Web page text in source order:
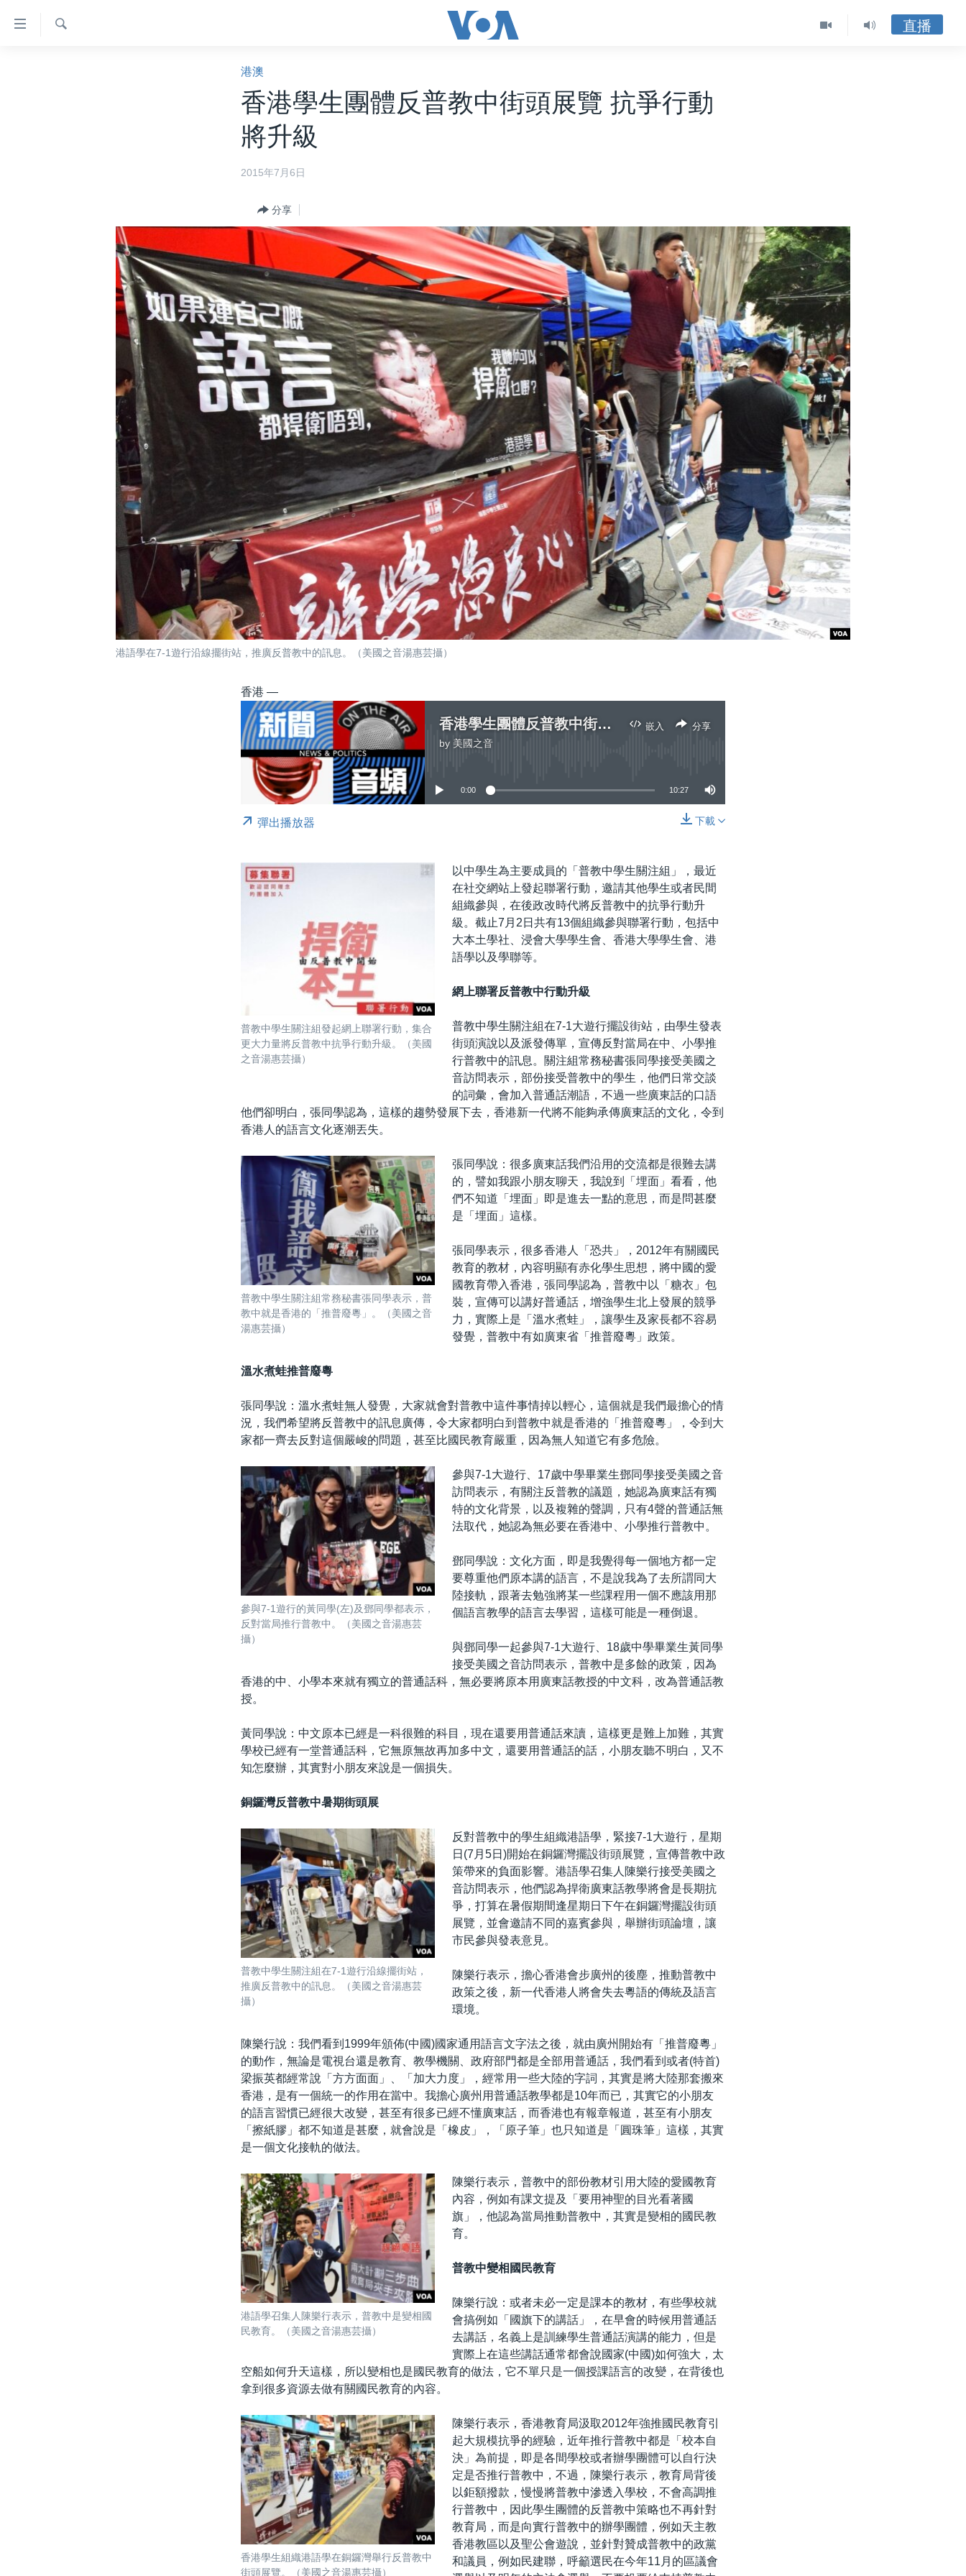
障
直播
港澳
香港學生團體反普教中街頭展覽 抗爭行動
將升級
2015年7月6日
分享
港語學在7-1遊行沿線擺街站，推廣反普教中的訊息。（美國之音湯惠芸攝）
香港 —
嵌入 分享
香港學生團體反普教中街頭展覽 抗爭行動將升級
by 美國之音
No media source currently available
0:00 10:27
下載
彈出播放器
普教中學生關注組發起網上聯署行動，集合
更大力量將反普教中抗爭行動升級。（美國
之音湯惠芸攝）
以中學生為主要成員的「普教中學生關注組」，最近
在社交網站上發起聯署行動，邀請其他學生或者民間
組織參與，在後政改時代將反普教中的抗爭行動升
級。截止7月2日共有13個組織參與聯署行動，包括中
大本土學社、浸會大學學生會、香港大學學生會、港
語學以及學聯等。
網上聯署反普教中行動升級
普教中學生關注組在7-1大遊行擺設街站，由學生發表
街頭演說以及派發傳單，宣傳反對當局在中、小學推
行普教中的訊息。關注組常務秘書張同學接受美國之
音訪問表示，部份接受普教中的學生，他們日常交談
的詞彙，會加入普通話潮語，不過一些廣東話的口語
他們卻明白，張同學認為，這樣的趨勢發展下去，香港新一代將不能夠承傳廣東話的文化，令到
香港人的語言文化逐潮丟失。
普教中學生關注組常務秘書張同學表示，普
教中就是香港的「推普廢粵」。（美國之音
湯惠芸攝）
張同學說：很多廣東話我們沿用的交流都是很難去講
的，譬如我跟小朋友聊天，我說到「埋面」看看，他
們不知道「埋面」即是進去一點的意思，而是問甚麼
是「埋面」這樣。
張同學表示，很多香港人「恐共」，2012年有關國民
教育的教材，內容明顯有赤化學生思想，將中國的愛
國教育帶入香港，張同學認為，普教中以「糖衣」包
裝，宣傳可以講好普通話，增強學生北上發展的競爭
力，實際上是「溫水煮蛙」，讓學生及家長都不容易
發覺，普教中有如廣東省「推普廢粵」政策。
溫水煮蛙推普廢粵
張同學說：溫水煮蛙無人發覺，大家就會對普教中這件事情掉以輕心，這個就是我們最擔心的情
況，我們希望將反普教中的訊息廣傳，令大家都明白到普教中就是香港的「推普廢粵」，令到大
家都一齊去反對這個嚴峻的問題，甚至比國民教育嚴重，因為無人知道它有多危險。
參與7-1遊行的黃同學(左)及鄧同學都表示，
反對當局推行普教中。（美國之音湯惠芸
攝）
參與7-1大遊行、17歲中學畢業生鄧同學接受美國之音
訪問表示，有關注反普教的議題，她認為廣東話有獨
特的文化背景，以及複雜的聲調，只有4聲的普通話無
法取代，她認為無必要在香港中、小學推行普教中。
鄧同學說：文化方面，即是我覺得每一個地方都一定
要尊重他們原本講的語言，不是說我為了去所謂同大
陸接軌，跟著去勉強將某一些課程用一個不應該用那
個語言教學的語言去學習，這樣可能是一種倒退。
與鄧同學一起參與7-1大遊行、18歲中學畢業生黃同學
接受美國之音訪問表示，普教中是多餘的政策，因為
香港的中、小學本來就有獨立的普通話科，無必要將原本用廣東話教授的中文科，改為普通話教
授。
黃同學說：中文原本已經是一科很難的科目，現在還要用普通話來讀，這樣更是難上加難，其實
學校已經有一堂普通話科，它無原無故再加多中文，還要用普通話的話，小朋友聽不明白，又不
知怎麼辦，其實對小朋友來說是一個損失。
銅鑼灣反普教中暑期街頭展
普教中學生關注組在7-1遊行沿線擺街站，
推廣反普教中的訊息。（美國之音湯惠芸
攝）
反對普教中的學生組織港語學，緊接7-1大遊行，星期
日(7月5日)開始在銅鑼灣擺設街頭展覽，宣傳普教中政
策帶來的負面影響。港語學召集人陳樂行接受美國之
音訪問表示，他們認為捍衛廣東話教學將會是長期抗
爭，打算在暑假期間逢星期日下午在銅鑼灣擺設街頭
展覽，並會邀請不同的嘉賓參與，舉辦街頭論壇，讓
市民參與發表意見。
陳樂行表示，擔心香港會步廣州的後塵，推動普教中
政策之後，新一代香港人將會失去粵語的傳統及語言
環境。
陳樂行說：我們看到1999年頒佈(中國)國家通用語言文字法之後，就由廣州開始有「推普廢粵」
的動作，無論是電視台還是教育、教學機關、政府部門都是全部用普通話，我們看到或者(特首)
梁振英都經常說「方方面面」、「加大力度」，經常用一些大陸的字詞，其實是將大陸那套搬來
香港，是有一個統一的作用在當中。我擔心廣州用普通話教學都是10年而已，其實它的小朋友
的語言習慣已經很大改變，甚至有很多已經不懂廣東話，而香港也有報章報道，甚至有小朋友
「擦紙膠」都不知道是甚麼，就會說是「橡皮」，「原子筆」也只知道是「圓珠筆」這樣，其實
是一個文化接軌的做法。
港語學召集人陳樂行表示，普教中是變相國
民教育。（美國之音湯惠芸攝）
陳樂行表示，普教中的部份教材引用大陸的愛國教育
內容，例如有課文提及「要用神聖的目光看著國
旗」，他認為當局推動普教中，其實是變相的國民教
育。
普教中變相國民教育
陳樂行說：或者未必一定是課本的教材，有些學校就
會搞例如「國旗下的講話」，在早會的時候用普通話
去講話，名義上是訓練學生普通話演講的能力，但是
實際上在這些講話通常都會說國家(中國)如何強大，太
空船如何升天這樣，所以變相也是國民教育的做法，它不單只是一個授課語言的改變，在背後也
拿到很多資源去做有關國民教育的內容。
香港學生組織港語學在銅鑼灣舉行反普教中
街頭展覽。（美國之音湯惠芸攝）
陳樂行表示，香港教育局汲取2012年強推國民教育引
起大規模抗爭的經驗，近年推行普教中都是「校本自
決」為前提，即是各間學校或者辦學團體可以自行決
定是否推行普教中，不過，陳樂行表示，教育局背後
以鉅額撥款，慢慢將普教中滲透入學校，不會高調推
行普教中，因此學生團體的反普教中策略也不再針對
教育局，而是向實行普教中的辦學團體，例如天主教
香港教區以及聖公會遊說，並針對贊成普教中的政黨
和議員，例如民建聯，呼籲選民在今年11月的區議會